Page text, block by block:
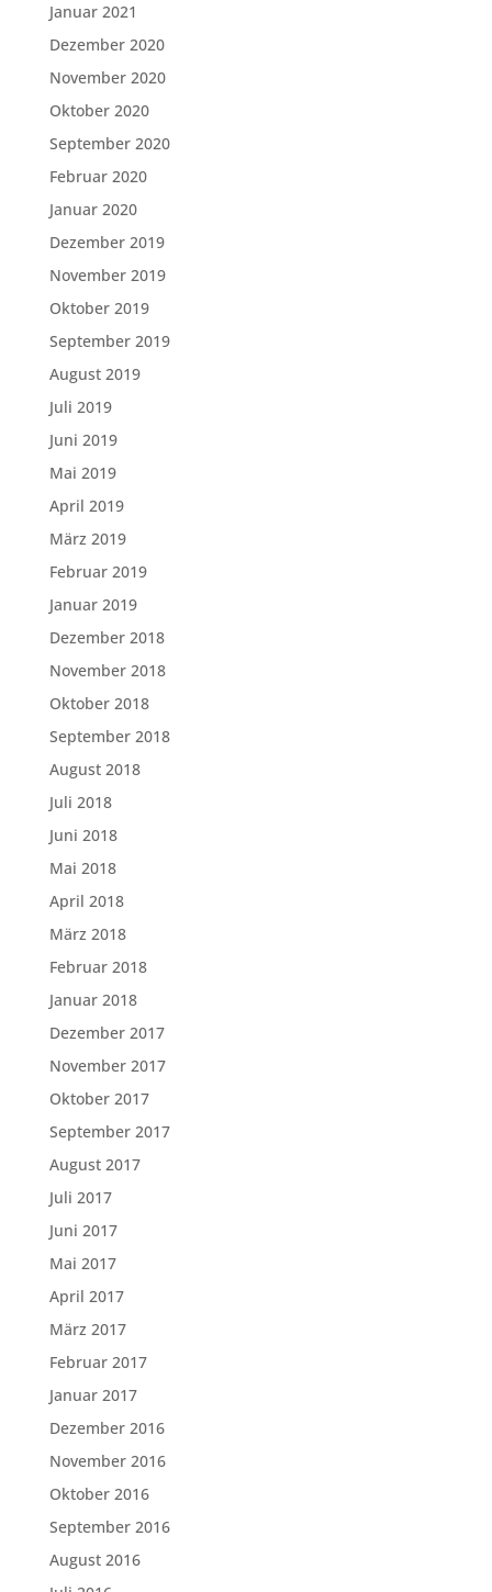
Januar 2021
Dezember 2020
November 2020
Oktober 2020
September 2020
Februar 2020
Januar 2020
Dezember 2019
November 2019
Oktober 2019
September 2019
August 2019
Juli 2019
Juni 2019
Mai 2019
April 2019
März 2019
Februar 2019
Januar 2019
Dezember 2018
November 2018
Oktober 2018
September 2018
August 2018
Juli 2018
Juni 2018
Mai 2018
April 2018
März 2018
Februar 2018
Januar 2018
Dezember 2017
November 2017
Oktober 2017
September 2017
August 2017
Juli 2017
Juni 2017
Mai 2017
April 2017
März 2017
Februar 2017
Januar 2017
Dezember 2016
November 2016
Oktober 2016
September 2016
August 2016